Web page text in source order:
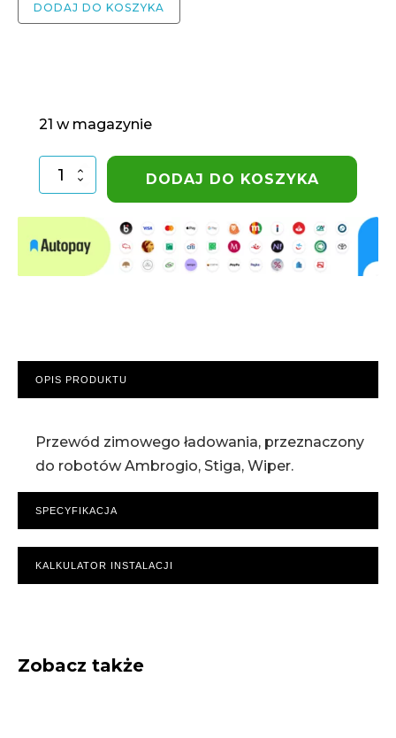
DODAJ DO KOSZYKA
21 w magazynie
ilość
Przewód
zimowego
Ambrogio
Wiper
DODAJ DO KOSZYKA
OPIS PRODUKTU
Przewód zimowego ładowania, przeznaczony
do robotów Ambrogio, Stiga, Wiper.
SPECYFIKACJA
KALKULATOR INSTALACJI
Zobacz także